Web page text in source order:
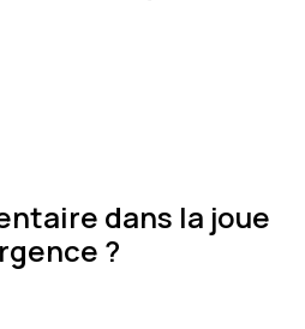
dans la joue
?